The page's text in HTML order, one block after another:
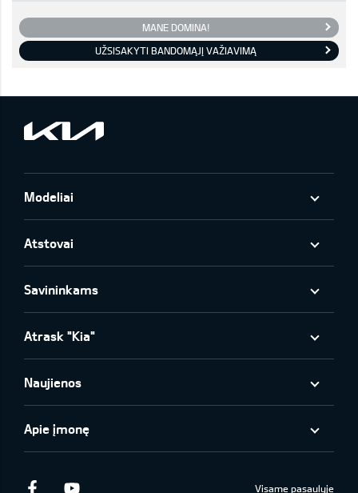
MANE DOMINA!
UŽSISAKYTI BANDOMĄJĮ VAŽIAVIMĄ
Modeliai
Atstovai
Savininkams
Atrask "Kia"
Naujienos
Apie įmonę
Facebook Visame pasaulyje